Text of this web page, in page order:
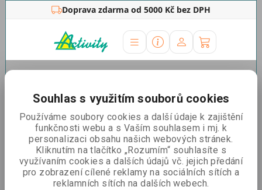
Doprava zdarma od 5000 Kč bez DPH
Venkovní totem trojhran
3+1 zdarma
Souhlas s využitím souborů cookies
Používáme soubory cookies a další údaje k zajištění
funkčnosti webu a s Vaším souhlasem i mj. k
personalizaci obsahu našich webových stránek.
Kliknutím na tlačítko „Rozumím“ souhlasíte s
využívaním cookies a dalších údajů vč. jejich předání
pro zobrazení cílené reklamy na sociálních sítích a
reklamních sítích na dalších webech.